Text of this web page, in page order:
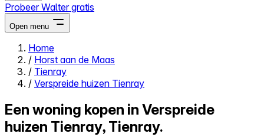
Probeer Walter gratis
Open menu
Close menu
Zelf kopen
Home
/ Horst aan de Maas
/ Tienray
/ Verspreide huizen Tienray
Een woning kopen in Verspreide
huizen Tienray, Tienray.